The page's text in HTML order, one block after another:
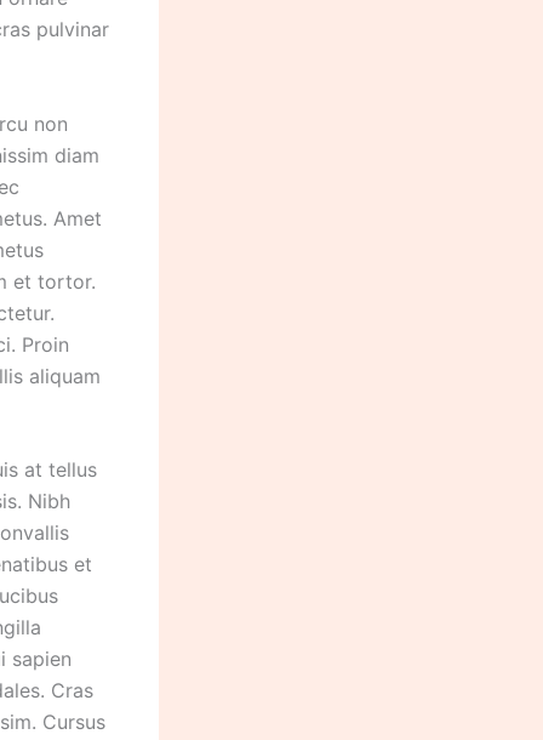
pulvinar
non
diam
Amet
et tortor.
Proin
aliquam
at tellus
Nibh
et
sapien
Cras
Cursus